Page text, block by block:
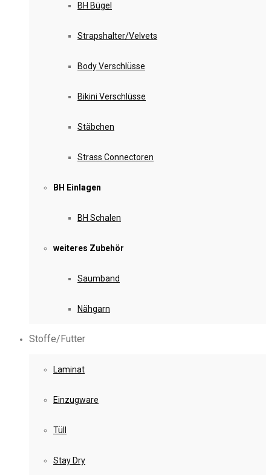
BH Bügel
Strapshalter/Velvets
Body Verschlüsse
Bikini Verschlüsse
Stäbchen
Strass Connectoren
BH Einlagen
BH Schalen
weiteres Zubehör
Saumband
Nähgarn
Stoffe/Futter
Laminat
Einzugware
Tüll
Stay Dry